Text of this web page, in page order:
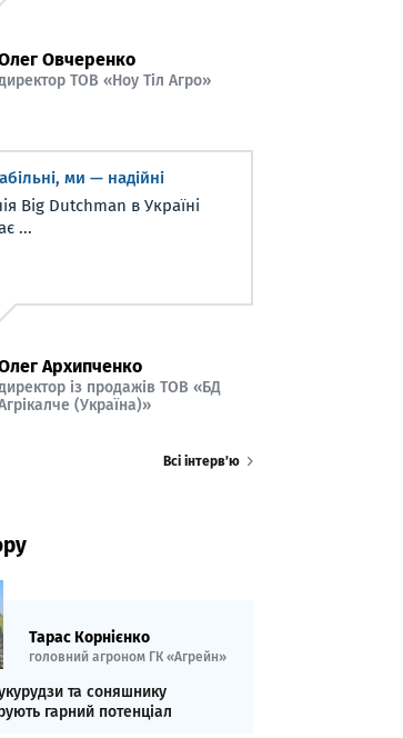
Овчеренко
ТОВ «Ноу Тіл Агро»
ми — надійні
Big Dutchman в Україні
...
Архипченко
із продажів ТОВ «БД
(Україна)»
Всі інтерв’ю
Тарас Корнієнко
головний агроном ГК «Агрейн»
та соняшнику
гарний потенціал